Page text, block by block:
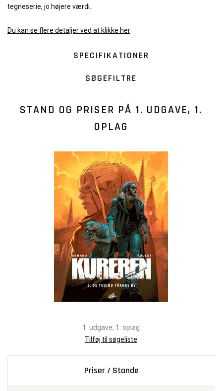
tegneserie, jo højere værdi.
Du kan se flere detaljer ved at klikke her
SPECIFIKATIONER
SØGEFILTRE
STAND OG PRISER PÅ 1. UDGAVE, 1.
OPLAG
1. udgave, 1. oplag
Tilføj til søgeliste
Priser / Stande